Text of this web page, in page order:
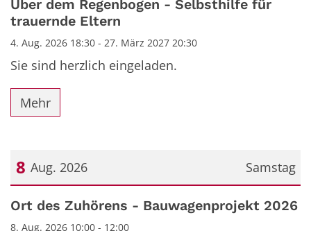
Über dem Regenbogen - Selbsthilfe für
trauernde Eltern
4. Aug. 2026 18:30 - 27. März 2027 20:30
Sie sind herzlich eingeladen.
Mehr
Samstag
8 Aug. 2026
Datum: 8. August 2026
Ort des Zuhörens - Bauwagenprojekt 2026
8. Aug. 2026 10:00 - 12:00